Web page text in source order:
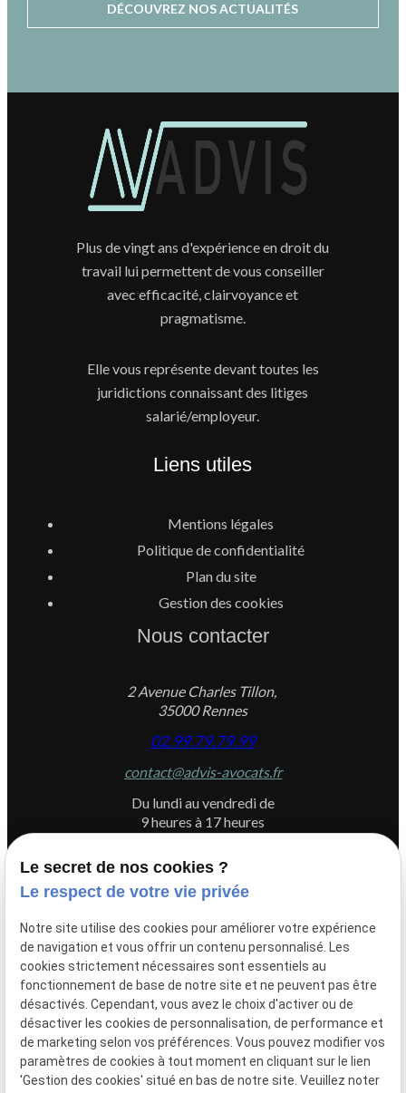
DÉCOUVREZ NOS ACTUALITÉS
Plus de vingt ans d'expérience en droit du
travail lui permettent de vous conseiller
avec efficacité, clairvoyance et
pragmatisme.
Elle vous représente devant toutes les
juridictions connaissant des litiges
salarié/employeur.
Liens utiles
Mentions légales
Politique de confidentialité
Plan du site
Gestion des cookies
Nous contacter
2 Avenue Charles Tillon,
35000 Rennes
02.99.79.79.99
contact@advis-avocats.fr
Du lundi au vendredi de
9 heures à 17 heures
Newletter
Inscrivez-vous à la newsletter du Cabinet ADVIS
Le secret de nos cookies ?
Le respect de votre vie privée
Notre site utilise des cookies pour améliorer votre expérience
de navigation et vous offrir un contenu personnalisé. Les
cookies strictement nécessaires sont essentiels au
fonctionnement de base de notre site et ne peuvent pas être
désactivés. Cependant, vous avez le choix d'activer ou de
désactiver les cookies de personnalisation, de performance et
de marketing selon vos préférences. Vous pouvez modifier vos
paramètres de cookies à tout moment en cliquant sur le lien
'Gestion des cookies' situé en bas de notre site. Veuillez noter